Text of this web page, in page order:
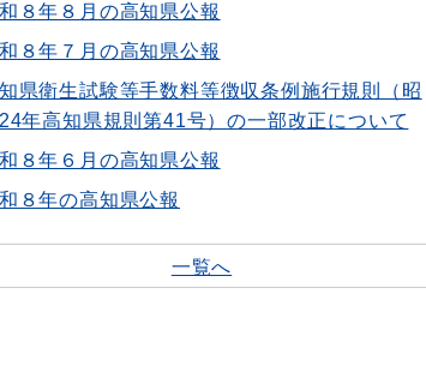
８年８月の高知県公報
８年７月の高知県公報
県衛生試験等手数料等徴収条例施行規則（昭
年高知県規則第41号）の一部改正について
８年６月の高知県公報
８年の高知県公報
一覧へ